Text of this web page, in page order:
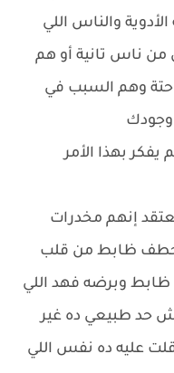
والناس اللي
ناس تانية أو هم
وهم السبب في
وجودك
بهذا الأمر
إنهم مخدرات
يخطف ظابط من قلب
ظابط وبرضه فهد اللي
حد طبيعي ده غير
قلت عليه ده نفس اللي